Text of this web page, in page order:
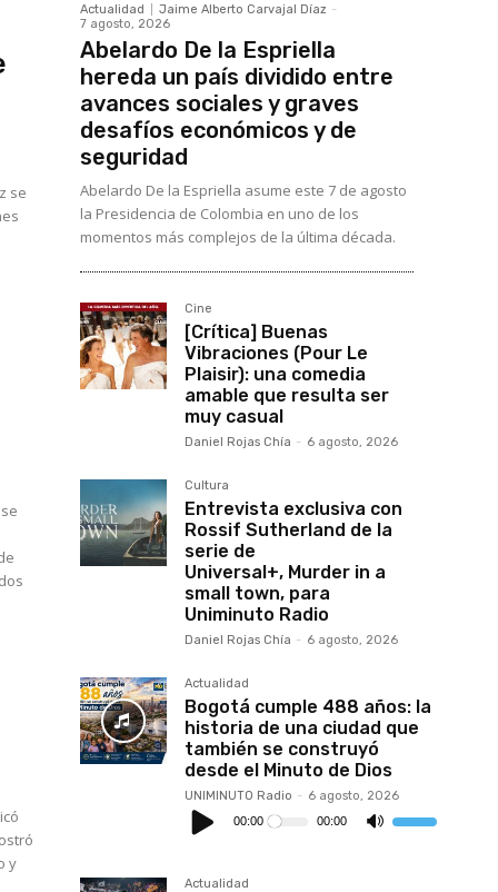
se
y
Actualidad Jaime Alberto Carvajal Díaz -
7 agosto, 2026
Abelardo De la Espriella
hereda un país dividido entre
avances sociales y graves
desafíos económicos y de
seguridad
Abelardo De la Espriella asume este 7 de agosto
la Presidencia de Colombia en uno de los
momentos más complejos de la última década.
Cine
[Crítica] Buenas
Vibraciones (Pour Le
Plaisir): una comedia
amable que resulta ser
muy casual
Daniel Rojas Chía - 6 agosto, 2026
Cultura
Entrevista exclusiva con
Rossif Sutherland de la
serie de
Universal+, Murder in a
small town, para
Uniminuto Radio
Daniel Rojas Chía - 6 agosto, 2026
Actualidad
Bogotá cumple 488 años: la
historia de una ciudad que
también se construyó
desde el Minuto de Dios
UNIMINUTO Radio - 6 agosto, 2026
Reproductor
de
audio
00:00 00:00
Utiliza
Actualidad